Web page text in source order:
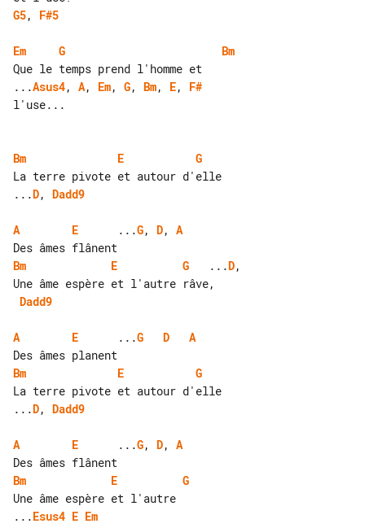
G5, F#5
Em G
Bm
...Asus4, A, Em, G, Bm, E, F#
l'use...
Bm E
G
...D, Dadd9
A E
      ...
G, D, A
Bm
E G
   ...
D,
Dadd9
A E
      ...
G D
A
Bm
E
G
...D, Dadd9
A E
      ...
G, D, A
Bm
E
G
...Esus4 E Em